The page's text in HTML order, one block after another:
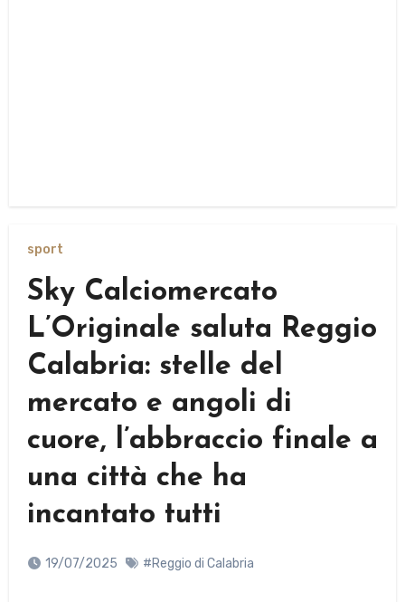
sport
Sky Calciomercato
L’Originale saluta Reggio
Calabria: stelle del
mercato e angoli di
cuore, l’abbraccio finale a
una città che ha
incantato tutti
19/07/2025 #Reggio di Calabria